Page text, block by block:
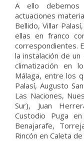
A ello
actuaciones
Bellido, Villar
ellas en franco
correspondientes.
la instalación de
climatización en
Málaga, entre los
Palasí, Augusto
Las Naciones,
Sur), Juan
Custodio Puga
Benajarafe,
Rincón en Caleta